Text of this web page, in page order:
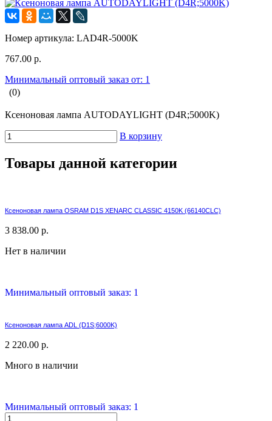
Номер артикула: LAD4R-5000K
767.00 р.
Минимальный оптовый заказ от: 1
(0)
Ксеноновая лампа AUTODAYLIGHT (D4R;5000K)
В корзину
Товары данной категории
Ксеноновая лампа OSRAM D1S XENARC CLASSIC 4150K (66140CLC)
3 838.00 р.
Нет в наличии
Минимальный оптовый заказ: 1
Ксеноновая лампа ADL (D1S;6000K)
2 220.00 р.
Много в наличии
Минимальный оптовый заказ: 1